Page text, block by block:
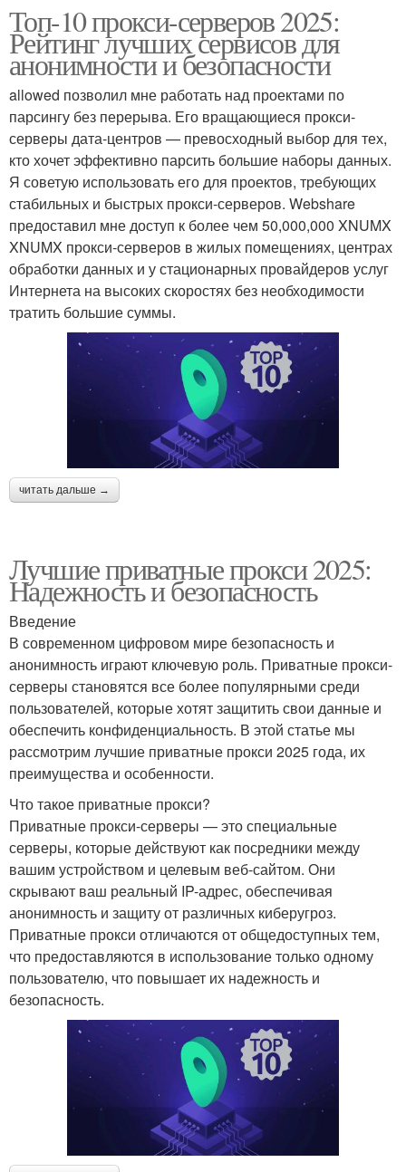
Топ-10 прокси-серверов 2025:
Рейтинг лучших сервисов для
анонимности и безопасности
allowed позволил мне работать над проектами по
парсингу без перерыва. Его вращающиеся прокси-
серверы дата-центров — превосходный выбор для тех,
кто хочет эффективно парсить большие наборы данных.
Я советую использовать его для проектов, требующих
стабильных и быстрых прокси-серверов. Webshare
предоставил мне доступ к более чем 50,000,000 XNUMX
XNUMX прокси-серверов в жилых помещениях, центрах
обработки данных и у стационарных провайдеров услуг
Интернета на высоких скоростях без необходимости
тратить большие суммы.
читать дальше →
Лучшие приватные прокси 2025:
Надежность и безопасность
Введение
В современном цифровом мире безопасность и
анонимность играют ключевую роль. Приватные прокси-
серверы становятся все более популярными среди
пользователей, которые хотят защитить свои данные и
обеспечить конфиденциальность. В этой статье мы
рассмотрим лучшие приватные прокси 2025 года, их
преимущества и особенности.
Что такое приватные прокси?
Приватные прокси-серверы — это специальные
серверы, которые действуют как посредники между
вашим устройством и целевым веб-сайтом. Они
скрывают ваш реальный IP-адрес, обеспечивая
анонимность и защиту от различных киберугроз.
Приватные прокси отличаются от общедоступных тем,
что предоставляются в использование только одному
пользователю, что повышает их надежность и
безопасность.